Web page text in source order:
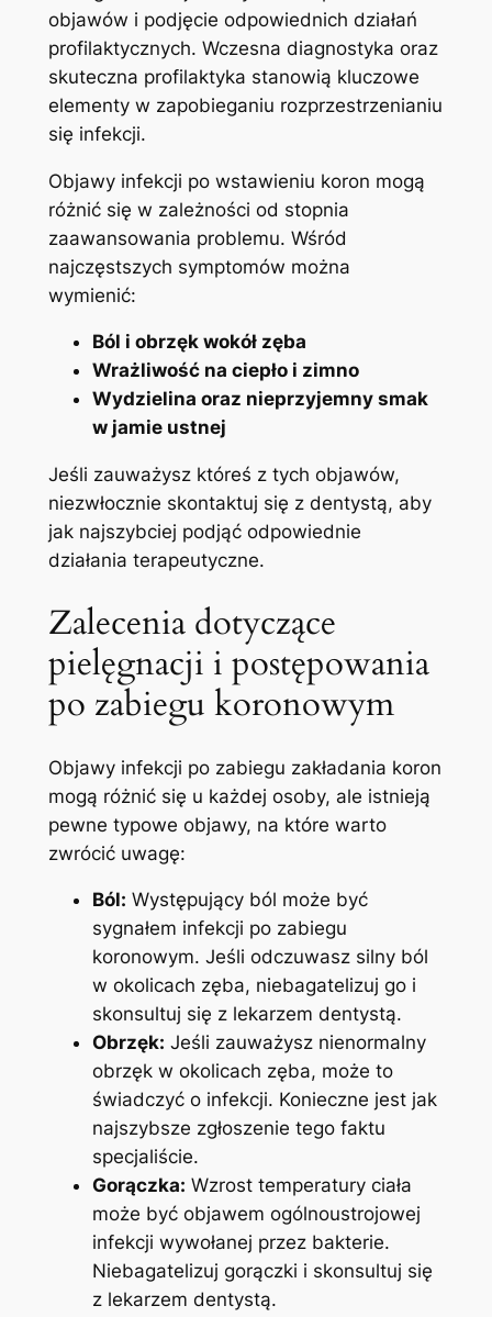
‍objawów ⁤i podjęcie ⁤odpowiednich ‍działań
⁢profilaktycznych. ⁢Wczesna diagnostyka oraz
skuteczna profilaktyka stanowią kluczowe
elementy w zapobieganiu rozprzestrzenianiu
się infekcji.
Objawy infekcji ‌po ⁤wstawieniu koron mogą⁤
różnić się w zależności od stopnia
zaawansowania problemu. Wśród
‍najczęstszych symptomów można
wymienić:
Ból ​i‍ obrzęk wokół ​zęba
Wrażliwość na ciepło i zimno
Wydzielina oraz nieprzyjemny smak‌
w ⁣jamie ustnej
Jeśli zauważysz‌ któreś ​z tych objawów,⁤
niezwłocznie skontaktuj się z dentystą, ⁤aby
‌jak najszybciej ⁤podjąć odpowiednie​
działania⁤ terapeutyczne.
Zalecenia dotyczące
pielęgnacji i postępowania
⁣po zabiegu koronowym
Objawy ‍infekcji po zabiegu zakładania koron
⁢mogą‍ różnić się u każdej osoby, ale istnieją
pewne⁢ typowe objawy, na które⁤ warto
⁢zwrócić uwagę:
Ból: Występujący ⁢ból może być
sygnałem infekcji⁣ po zabiegu
koronowym. ​Jeśli ⁤odczuwasz ⁤silny ból
w okolicach zęba, niebagatelizuj ‌go ​i
skonsultuj się z ⁤lekarzem ‍dentystą.
Obrzęk: Jeśli zauważysz nienormalny⁢
obrzęk ‌w okolicach zęba, ‍może to
świadczyć ⁤o infekcji. Konieczne jest jak
najszybsze zgłoszenie tego‍ faktu
specjaliście.
Gorączka: ​Wzrost temperatury ciała
może być objawem ogólnoustrojowej
infekcji wywołanej​ przez bakterie. ​
Niebagatelizuj‌ gorączki ‍i skonsultuj‍ się
‍z lekarzem dentystą.